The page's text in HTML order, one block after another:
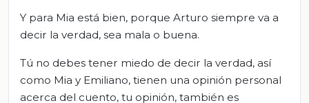
Y para Mia está bien, porque Arturo siempre va a
decir la verdad, sea mala o buena.
Tú no debes tener miedo de decir la verdad, así
como Mia y Emiliano, tienen una opinión personal
acerca del cuento, tu opinión, también es